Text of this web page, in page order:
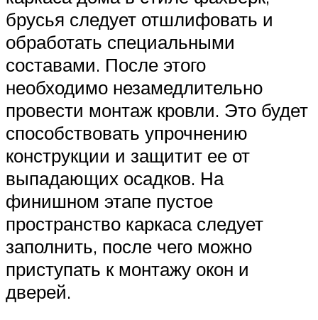
брусья следует отшлифовать и
обработать специальными
составами. После этого
необходимо незамедлительно
провести монтаж кровли. Это будет
способствовать упрочнению
конструкции и защитит ее от
выпадающих осадков. На
финишном этапе пустое
пространство каркаса следует
заполнить, после чего можно
приступать к монтажу окон и
дверей.